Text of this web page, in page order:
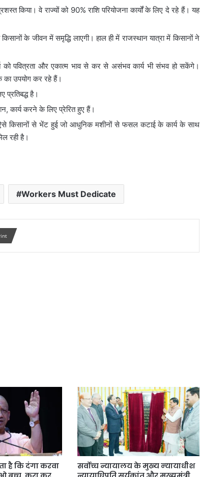
किया। वे राज्यों को 90% राशि परियोजना कार्यों के लिए दे रहे हैं। यह
के जीवन में समृद्धि लाएगी। हाल ही में राजस्थान यात्रा में किसानों ने
को पवित्रता और एकात्म भाव से कर से असंभव कार्य भी संभव हो सकेंगे।
का उपयोग कर रहे हैं।
है।
करने के लिए प्रेरित हुए हैं।
ऐसे किसानों से भेंट हुई जो आधुनिक मशीनों से फसल कटाई के कार्य के साथ
रही है।
Workers Must Dedicate
है कि दंगा करवा
सर्वोच्च न्यायालय के मुख्‍य न्‍यायाधीश